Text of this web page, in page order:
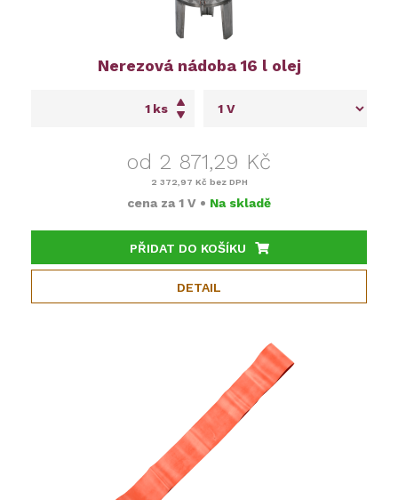
Nerezová nádoba 16 l olej
ks
od 2 871,29 Kč
2 372,97 Kč bez DPH
cena za 1 V • Na skladě
PŘIDAT DO KOŠÍKU
DETAIL